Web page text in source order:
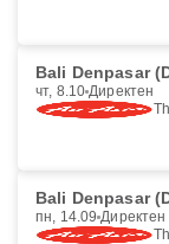
Bali Denpasar
чт, 8.10 Директен
Bali Denpasar
пн, 14.09 Директен